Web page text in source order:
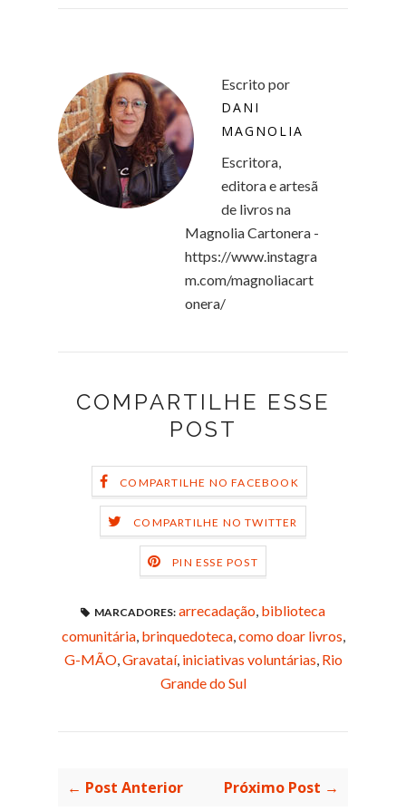
Escrito por
DANI
MAGNOLIA
Escritora,
editora e artesã
de livros na
Magnolia Cartonera -
https://www.instagra
m.com/magnoliacart
onera/
COMPARTILHE ESSE
POST
COMPARTILHE NO FACEBOOK
COMPARTILHE NO TWITTER
PIN ESSE POST
MARCADORES: arrecadação, biblioteca
comunitária, brinquedoteca,como doar livros,
G-MÃO,Gravataí, iniciativas voluntárias, Rio
Grande do Sul
← Post Anterior Próximo Post →